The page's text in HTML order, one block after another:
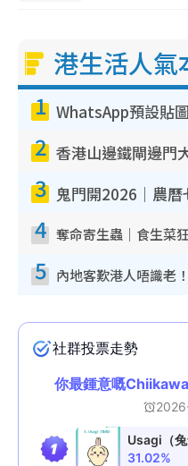
港生活人氣
1
2
3
4
5